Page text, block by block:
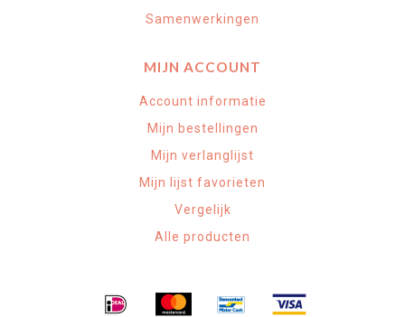
Samenwerkingen
MIJN ACCOUNT
Account informatie
Mijn bestellingen
Mijn verlanglijst
Mijn lijst favorieten
Vergelijk
Alle producten